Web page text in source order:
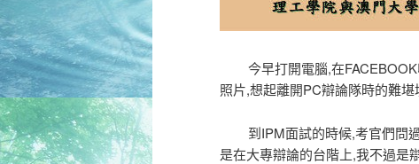
今早打開電腦,在FACEBOOK
照片,想起離開PC辯論隊時的難
到IPM面試的時候,考官們問過
是在大專辯論的台階上,我不過是